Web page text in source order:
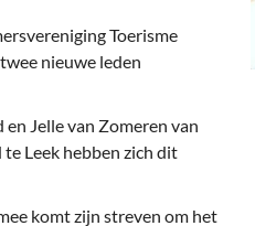
On-line bestellen in
Diensten, Gemak &
Toerisme
nieuwe leden
Jelle van Zomeren van
Leek hebben zich dit
komt zijn streven om het